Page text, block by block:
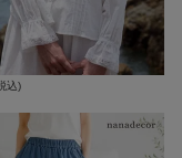
込)